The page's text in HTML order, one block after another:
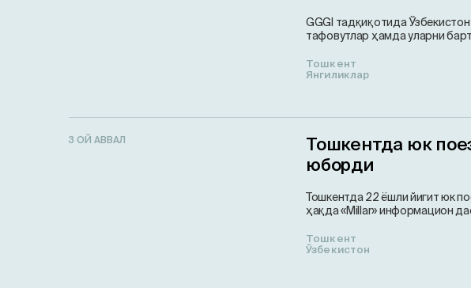
GGGI тадқиқотида
тафовутлар ҳамда уларни
Тошкент
Янгиликлар
3 ОЙ АВВАЛ
Тошкентда юк
юборди
Тошкентда 22 ёшли йигит юк
ҳақда «Millar» информацион
Тошкент
Ўзбекистон